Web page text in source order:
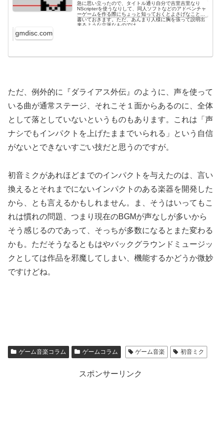
急に思い立ったので、タイトル通り自分で吉里吉里なり
NScripterを使うなりして、同人ソフトなどのアドベンチャ
ーゲームを作る際にちょっと知っておくとよさげなことを
書いておきます。ただ、あんまり人様に胸を張って説明出
来るような立派なものでは...
gmdisc.com
ただ、例外的に『ダライアス外伝』のように、声を使って
いる曲が通常ステージ、それこそ１面からあるのに、全体
として落としていないというものもあります。これは「声
ナシでもインパクトを上げたままでいられる」という自信
がないとできないすごい技だと思うのですが。
初音ミクがあれほどまでのインパクトを与えたのは、言い
換えるとそれまでにないインパクトのある楽器を開発した
から、とも言えるかもしれません。ま、そうはいってもこ
れは慣れの問題、つまり現在のBGMが声なしが多いから
そう感じるのであって、そっちが多数になるとまた変わる
かも。ただそうなるともはやバックグラウンドミュージッ
クとしては作品を邪魔してしまい、機能するかどうか微妙
ですけどね。
ゲーム音楽コラム ゲームコラム ゲーム音楽 初音ミク
スポンサーリンク